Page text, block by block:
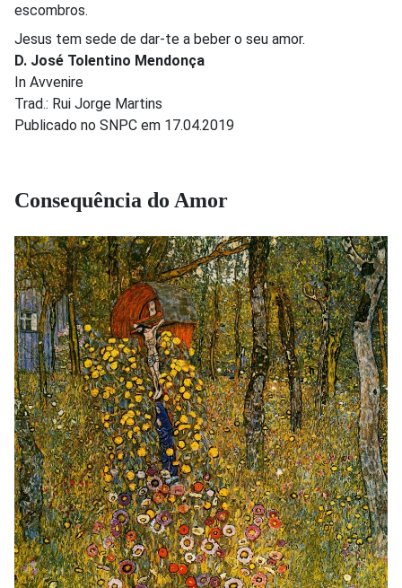
escombros.
Jesus tem sede de dar-te a beber o seu amor.
D. José Tolentino Mendonça
In Avvenire
Trad.: Rui Jorge Martins
Publicado no SNPC em 17.04.2019
Consequência do Amor